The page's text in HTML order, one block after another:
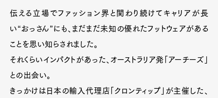
Art&Design WatchFashion
GourmetCars
ProductCulture
伝える立場でファッション界と関わり続けてキャリアが長
い“おっさん”にも、まだまだ未知の優れたフットウェアがある
ことを思い知らされました。
それくらいインパクトがあった、オーストラリア発「アーチーズ」
との出会い。
きっかけは日本の輸入代理店「クロンティップ」が主催した、